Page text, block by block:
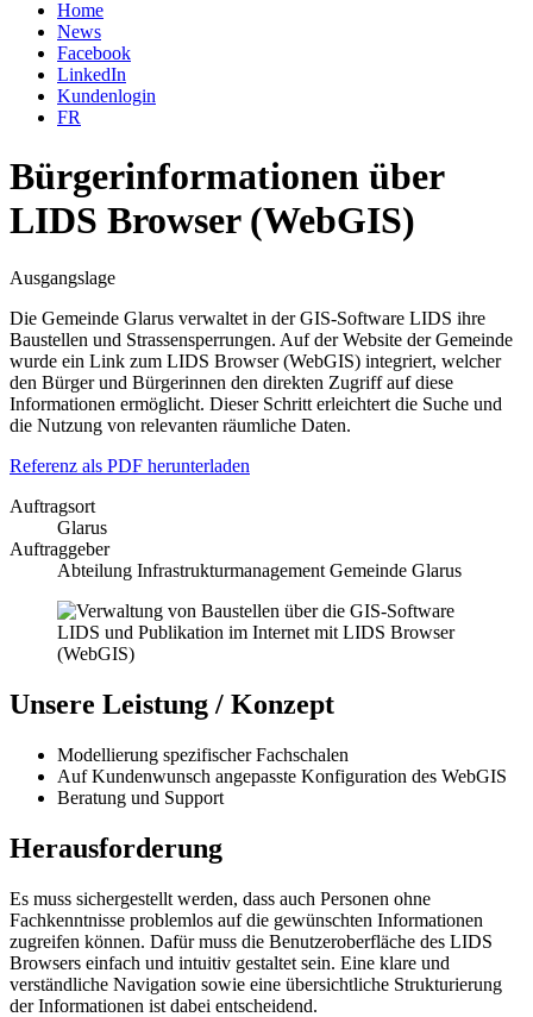
Home
News
Facebook
LinkedIn
Kundenlogin
FR
Bürgerinformationen über
LIDS Browser (WebGIS)
Ausgangslage
Die Gemeinde Glarus verwaltet in der GIS-Software LIDS ihre
Baustellen und Strassensperrungen. Auf der Website der Gemeinde
wurde ein Link zum LIDS Browser (WebGIS) integriert, welcher
den Bürger und Bürgerinnen den direkten Zugriff auf diese
Informationen ermöglicht. Dieser Schritt erleichtert die Suche und
die Nutzung von relevanten räumliche Daten.
Referenz als PDF herunterladen
Auftragsort
Glarus
Auftraggeber
Abteilung Infrastrukturmanagement Gemeinde Glarus
Unsere Leistung / Konzept
Modellierung spezifischer Fachschalen
Auf Kundenwunsch angepasste Konfiguration des WebGIS
Beratung und Support
Herausforderung
Es muss sichergestellt werden, dass auch Personen ohne
Fachkenntnisse problemlos auf die gewünschten Informationen
zugreifen können. Dafür muss die Benutzeroberfläche des LIDS
Browsers einfach und intuitiv gestaltet sein. Eine klare und
verständliche Navigation sowie eine übersichtliche Strukturierung
der Informationen ist dabei entscheidend.